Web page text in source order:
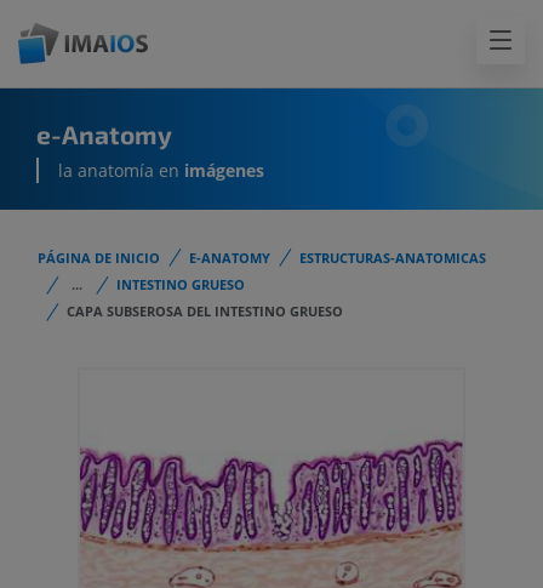
e-Anatomy
la anatomía en imágenes
PÁGINA DE INICIO E-ANATOMY
ESTRUCTURAS-ANATOMICAS
...
INTESTINO GRUESO
CAPA SUBSEROSA DEL INTESTINO GRUESO